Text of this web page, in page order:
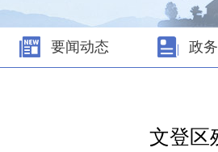
要闻动态 政
文登区